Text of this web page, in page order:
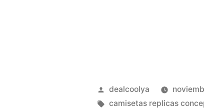
Publicado
por
dealcoolya
Etiquetas:
camisetas replicas